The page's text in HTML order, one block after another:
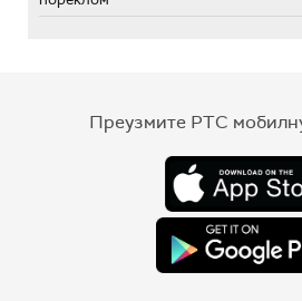
Преузмите РТС